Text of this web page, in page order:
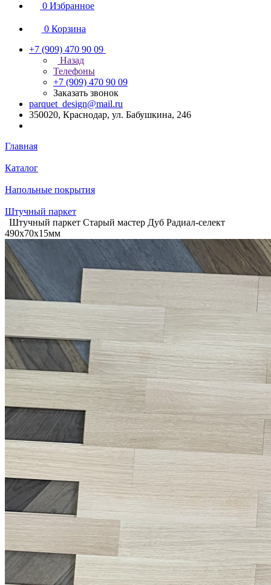
0 Избранное
0 Корзина
+7 (909) 470 90 09
Назад
Телефоны
+7 (909) 470 90 09
Заказать звонок
parquet_design@mail.ru
350020, Краснодар, ул. Бабушкина, 246
Главная
Каталог
Напольные покрытия
Штучный паркет
Штучный паркет Старый мастер Дуб Радиал-селект
490х70х15мм